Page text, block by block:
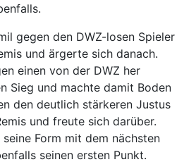
gegen den DWZ-losen Spieler
und ärgerte sich danach.
einen von der DWZ her
Sieg und machte damit Boden
den deutlich stärkeren Justus
und freute sich darüber.
Form mit dem nächsten
seinen ersten Punkt.